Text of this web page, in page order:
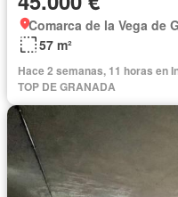
Comarca de la Vega de
57 m²
Hace 2 semanas, 11 horas en
TOP DE GRANADA